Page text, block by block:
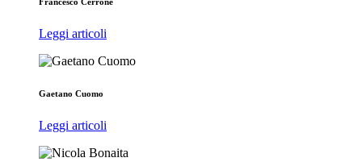
Leggi articoli
Gaetano Cuomo
Leggi articoli